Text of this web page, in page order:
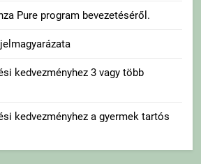
Pure program bevezetéséről.
kedvezményhez 3 vagy több
kedvezményhez a gyermek tartós